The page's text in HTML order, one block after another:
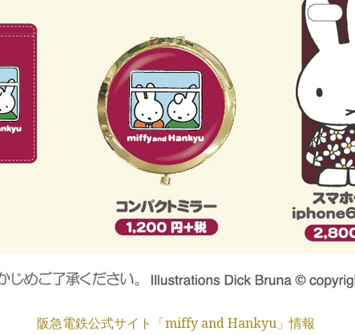
阪急電鉄公式サイト「miffy and Hankyu」情報